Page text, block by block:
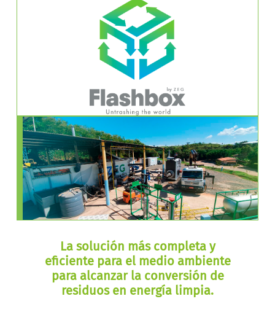
La solución más completa y
eficiente para el medio ambiente
para alcanzar la conversión de
residuos en energía limpia.